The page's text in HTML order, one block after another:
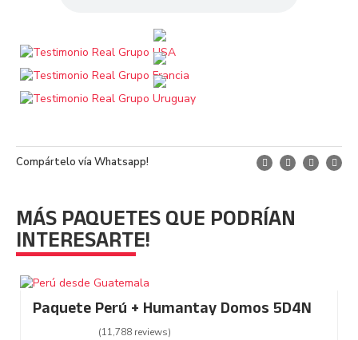
Compártelo vía Whatsapp!
MÁS PAQUETES QUE PODRÍAN
INTERESARTE!
Paquete Perú + Humantay Domos 5D4N
(11,788 reviews)